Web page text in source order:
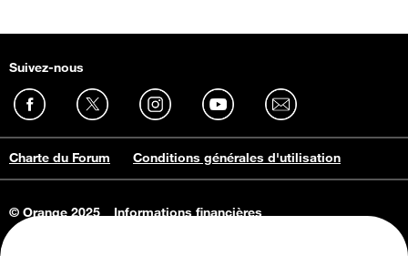
Suivez-nous
Charte du Forum Conditions générales d'utilisation
© Orange 2025
Informations financières